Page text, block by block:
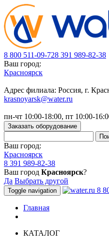
8 800 511-09-728 391 989-82-38
Ваш город:
Красноярск
Адрес филиала: Россия, г.
krasnoyarsk@water.ru
пн-чт 10:00-18:00, пт 10:00-
Заказать оборудование
Ваш город:
Красноярск
8 391 989-82-38
Ваш город Красноярск?
Да Выбрать другой
Toggle navigation 8
Главная
КАТАЛОГ